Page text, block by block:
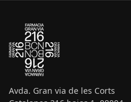
Avda. Gran via de les Corts